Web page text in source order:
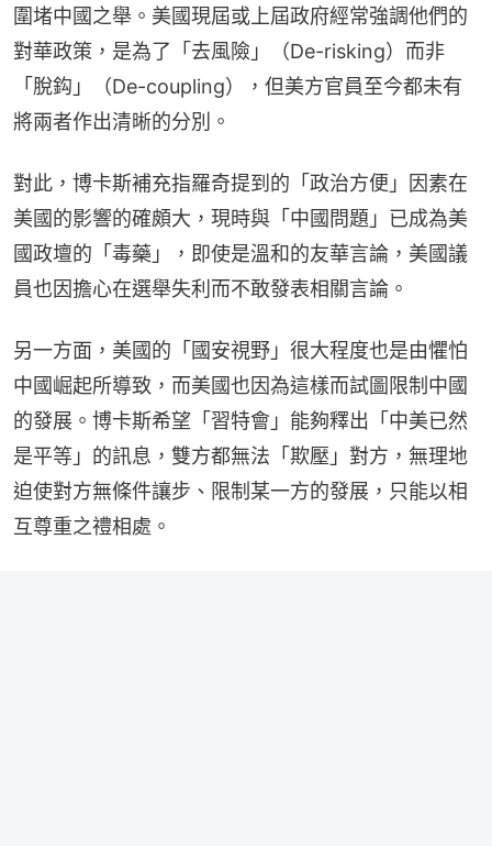
圍堵中國之舉。美國現屆或上屆政府經常強調他們的
對華政策，是為了「去風險」（De-risking）而非
「脫鈎」（De-coupling），但美方官員至今都未有
將兩者作出清晰的分別。
對此，博卡斯補充指羅奇提到的「政治方便」因素在
美國的影響的確頗大，現時與「中國問題」已成為美
國政壇的「毒藥」，即使是溫和的友華言論，美國議
員也因擔心在選舉失利而不敢發表相關言論。
另一方面，美國的「國安視野」很大程度也是由懼怕
中國崛起所導致，而美國也因為這樣而試圖限制中國
的發展。博卡斯希望「習特會」能夠釋出「中美已然
是平等」的訊息，雙方都無法「欺壓」對方，無理地
迫使對方無條件讓步、限制某一方的發展，只能以相
互尊重之禮相處。